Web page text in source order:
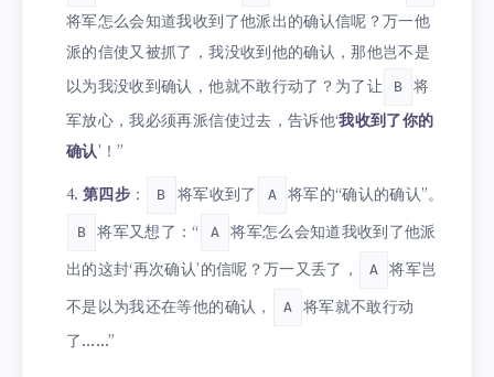
将军怎么会知道我收到了他派出的确认信呢？万一他
派的信使又被抓了，我没收到他的确认，那他岂不是
以为我没收到确认，他就不敢行动了？为了让
B
将
军放心，我必须再派信使过去，告诉他‘我收到了你的
确认’！”
第四步 ： B 将军收到了 A 将军的“确认的确认”。
B 将军又想了：“ A
将军怎么会知道我收到了他派
出的这封‘再次确认’的信呢？万一又丢了，
A
将军岂
不是以为我还在等他的确认，
A
将军就不敢行动
了……”